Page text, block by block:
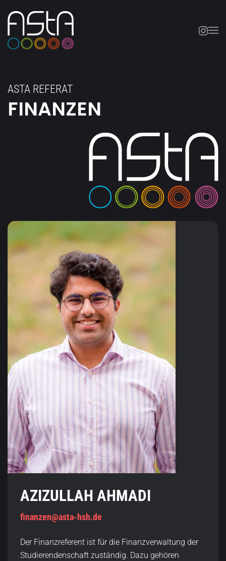
Skip to main content
ASTA REFERAT
FINANZEN
AZIZULLAH AHMADI
finanzen@asta-hsh.de
Der Finanzreferent ist für die Finanzverwaltung der
Studierendenschaft zuständig. Dazu gehören